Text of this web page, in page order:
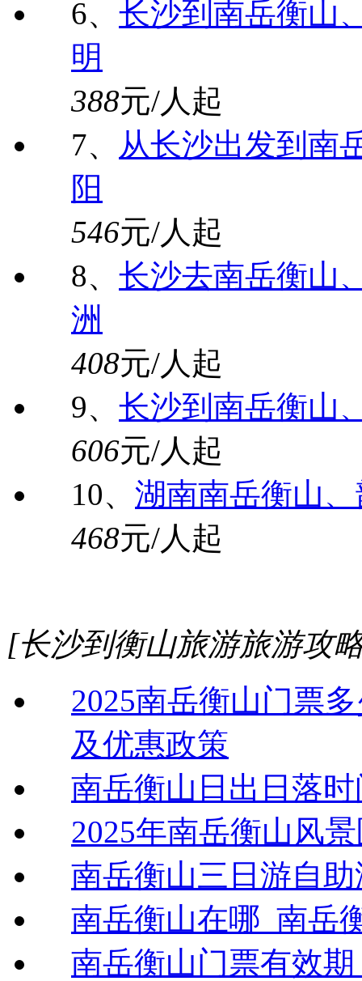
6、 长沙到南岳衡山
明
388元/人起
7、 从长沙出发到南
阳
546元/人起
8、 长沙去南岳衡山
洲
408元/人起
9、 长沙到南岳衡山
606元/人起
10、 湖南南岳衡山
468元/人起
[长沙到衡山旅游旅游攻
2025南岳衡山门票
及优惠政策
南岳衡山日出日落
2025年南岳衡山风
南岳衡山三日游自
南岳衡山在哪_南岳
南岳衡山门票有效